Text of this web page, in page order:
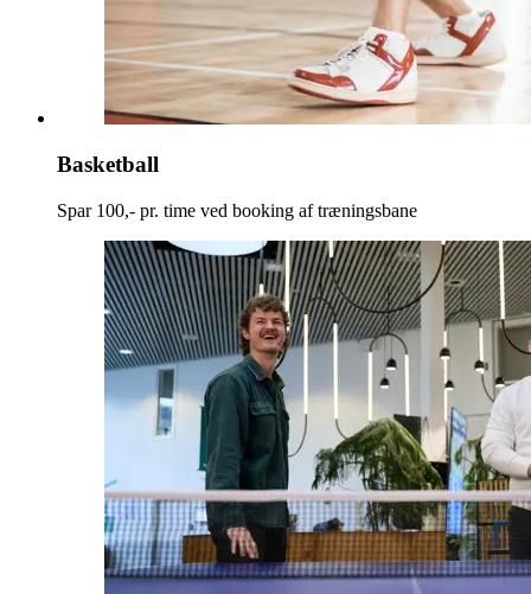
Basketball
Spar 100,- pr. time ved booking af træningsbane